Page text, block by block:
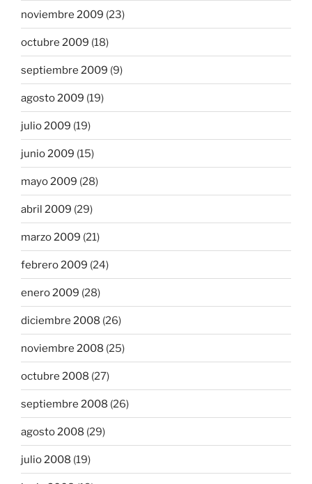
noviembre 2009 (23)
octubre 2009 (18)
septiembre 2009 (9)
agosto 2009 (19)
julio 2009 (19)
junio 2009 (15)
mayo 2009 (28)
abril 2009 (29)
marzo 2009 (21)
febrero 2009 (24)
enero 2009 (28)
diciembre 2008 (26)
noviembre 2008 (25)
octubre 2008 (27)
septiembre 2008 (26)
agosto 2008 (29)
julio 2008 (19)